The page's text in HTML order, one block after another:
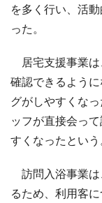
を多く行い、活
った。
居宅支援事業は
確認できるよう
グがしやすくな
ッフが直接会っ
すくなったという
訪問入浴事業は
るため、利用客